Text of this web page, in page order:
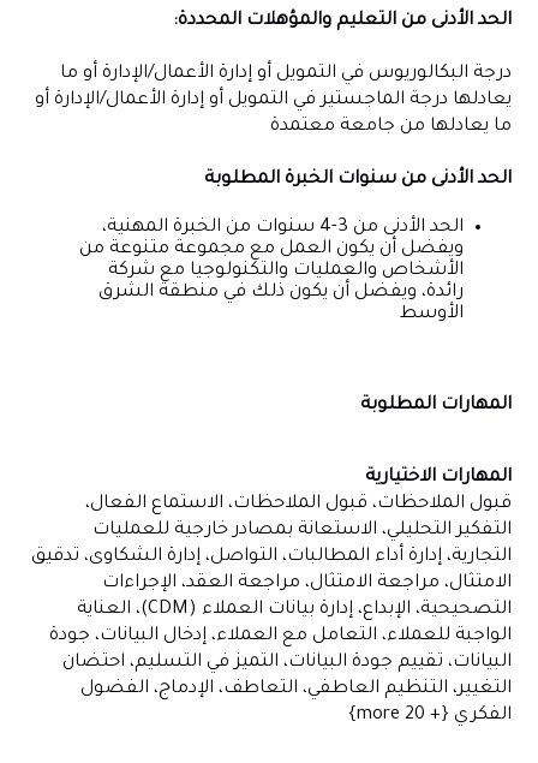
الحد الأدنى من التعليم والمؤهلات المحددة:
درجة البكالوريوس في التمويل أو إدارة الأعمال/الإدارة أو ما
يعادلها درجة الماجستير في التمويل أو إدارة الأعمال/الإدارة أو
ما يعادلها من جامعة معتمدة
الحد الأدنى من سنوات الخبرة المطلوبة
الحد الأدنى من 3-4 سنوات من الخبرة المهنية،
ويفضل أن يكون العمل مع مجموعة متنوعة من
الأشخاص والعمليات والتكنولوجيا مع شركة
رائدة، ويفضل أن يكون ذلك في منطقة الشرق
الأوسط
المهارات المطلوبة
المهارات الاختيارية
قبول الملاحظات، قبول الملاحظات، الاستماع الفعال،
التفكير التحليلي، الاستعانة بمصادر خارجية للعمليات
التجارية، إدارة أداء المطالبات، التواصل، إدارة الشكاوى، تدقيق
الامتثال، مراجعة الامتثال، مراجعة العقد، الإجراءات
التصحيحية، الإبداع، إدارة بيانات العملاء (CDM)، العناية
الواجبة للعملاء، التعامل مع العملاء، إدخال البيانات، جودة
البيانات، تقييم جودة البيانات، التميز في التسليم، احتضان
التغيير، التنظيم العاطفي، التعاطف، الإدماج، الفضول
الفكري {+ 20 more}